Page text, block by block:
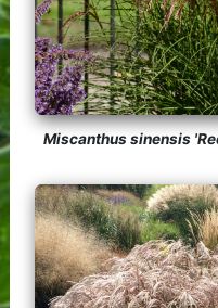
Miscanthus sinensis